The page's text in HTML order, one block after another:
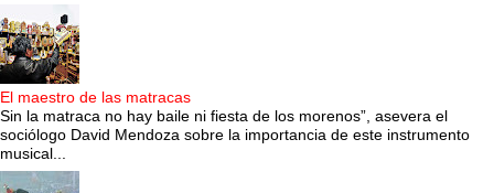
El maestro de las matracas
Sin la matraca no hay baile ni fiesta de los morenos”, asevera el
sociólogo David Mendoza sobre la importancia de este instrumento
musical...